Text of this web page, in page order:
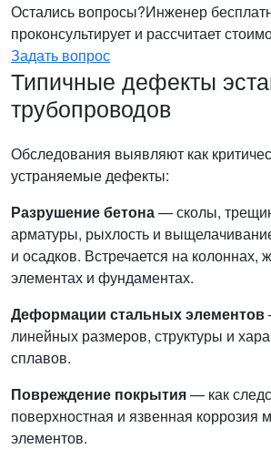
Остались вопросы?Инженер
проконсультирует и рассчитает
Задать вопрос
Типичные дефекты
трубопроводов
Обследования выявляют как
устраняемые дефекты:
Разрушение бетона— сколы,
арматуры, рыхлость и
и осадков. Встречается на колоннах,
элементах и фундаментах.
Деформации стальных элементов
линейных размеров, структуры и
сплавов.
Повреждение покрытия— как
поверхностная и язвенная коррозия
элементов.